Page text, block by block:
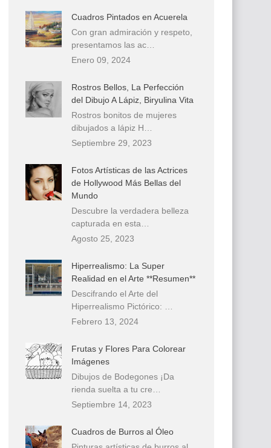
Cuadros Pintados en Acuerela
Con gran admiración y respeto,
presentamos las ac…
Enero 09, 2024
Rostros Bellos, La Perfección
del Dibujo A Lápiz, Biryulina Vita
Rostros bonitos de mujeres
dibujados a lápiz H…
Septiembre 29, 2023
Fotos Artísticas de las Actrices
de Hollywood Más Bellas del
Mundo
Descubre la verdadera belleza
capturada en esta…
Agosto 25, 2023
Hiperrealismo: La Super
Realidad en el Arte **Resumen**
Descifrando el Arte del
Hiperrealismo Pictórico: …
Febrero 13, 2024
Frutas y Flores Para Colorear
Imágenes
Dibujos de Bodegones ¡Da
rienda suelta a tu cre…
Septiembre 14, 2023
Cuadros de Burros al Óleo